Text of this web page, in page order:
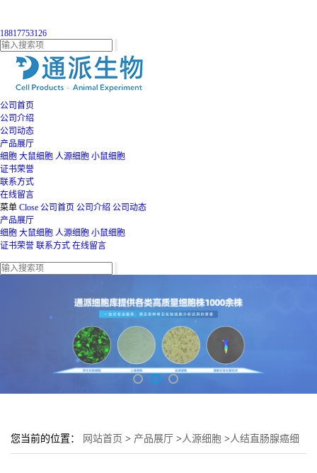
18817753126
公司首页
公司介绍
公司动态
产品展厅
细胞 大鼠细胞 人源细胞 小鼠细胞
证书荣誉
联系方式
在线留言
菜单 Close 公司首页 公司介绍 公司动态
产品展厅
细胞 大鼠细胞 人源细胞 小鼠细胞
证书荣誉 联系方式 在线留言
您当前的位置： 网站首页 > 产品展厅 >人源细胞 >人结直肠腺癌细